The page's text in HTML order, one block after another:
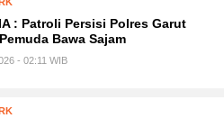
: Patroli Persisi Polres Garut
Bawa Sajam
- 02:11 WIB